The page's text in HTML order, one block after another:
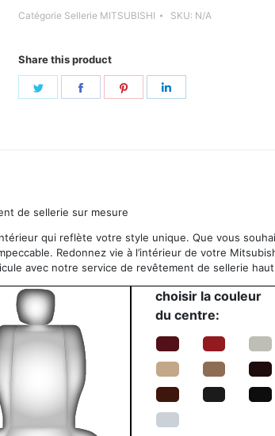
Catégorie Sellerie MITSUBISHI SKU: N/A
Share this product
Share
Share
de sellerie sur mesure
qui reflète votre style unique. Que vous
Redonnez vie à l’intérieur de votre
avec notre service de revêtement de sellerie
choisir la couleur
du centre: